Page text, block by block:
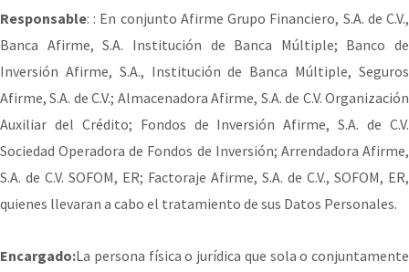
Responsable: : En conjunto Afirme Grupo Financiero, S.A. de C.V.,
Banca Afirme, S.A. Institución de Banca Múltiple; Banco de
Inversión Afirme, S.A., Institución de Banca Múltiple, Seguros
Afirme, S.A. de C.V.; Almacenadora Afirme, S.A. de C.V. Organización
Auxiliar del Crédito; Fondos de Inversión Afirme, S.A. de C.V.
Sociedad Operadora de Fondos de Inversión; Arrendadora Afirme,
S.A. de C.V. SOFOM, ER; Factoraje Afirme, S.A. de C.V., SOFOM, ER,
quienes llevaran a cabo el tratamiento de sus Datos Personales.
Encargado:La persona física o jurídica que sola o conjuntamente